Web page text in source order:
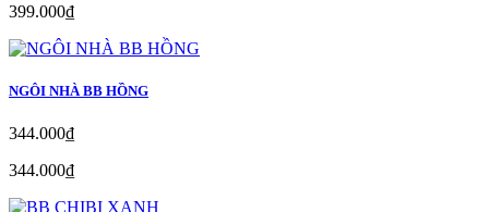
399.000₫
NGÔI NHÀ BB HỒNG
344.000₫
344.000₫